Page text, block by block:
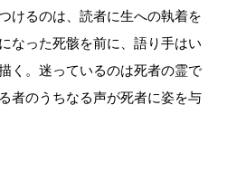
けるのは、読者に生への執着を
なった死骸を前に、語り手はい
く。迷っているのは死者の霊で
者のうちなる声が死者に姿を与